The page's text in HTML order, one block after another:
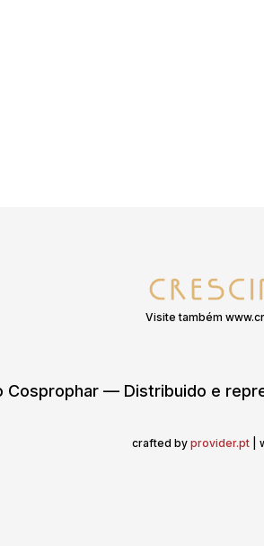
Visite também
Cosprophar — Distribuido e
crafted by provider.pt |